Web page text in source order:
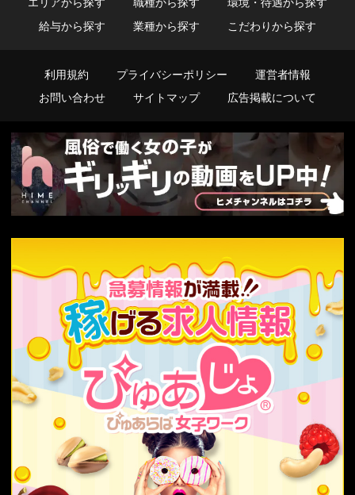
給与から探す
業種から探す こだわりから探す
利用規約 プライバシーポリシー
運営者情報
お問い合わせ
サイトマップ 広告掲載について